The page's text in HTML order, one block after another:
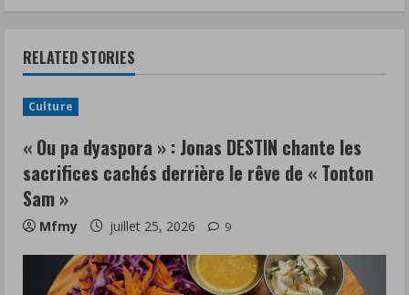
RELATED STORIES
Culture
« Ou pa dyaspora » : Jonas DESTIN chante les
sacrifices cachés derrière le rêve de « Tonton
Sam »
Mfmy juillet 25, 2026 9